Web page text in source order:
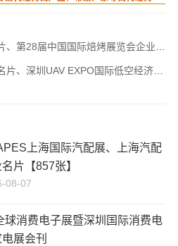
届中国国际焙烤展览会企业名片【1913张】
EXPO国际低空经济与无人系统博览会企业名片【1858张】
上海国际汽配展、上海汽配
片【857张】
08-07
球消费电子展暨深圳国际消费电
展会刊